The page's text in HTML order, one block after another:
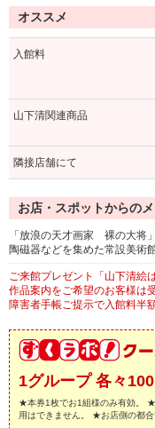
オススメ
入館料
山下清関連商品
隣接店舗にて
お店・スポットからの
「放浪の天才画家 裸の大将
陶磁器などを集めた常設美術
ご来館プレゼント「山下清絵
作品案内をご希望のお客様は
障害者手帳ご提示で入館料半
1グループ 各々
★本券1枚でお1組様のみ有効。
用はできません。 ★お店側の都